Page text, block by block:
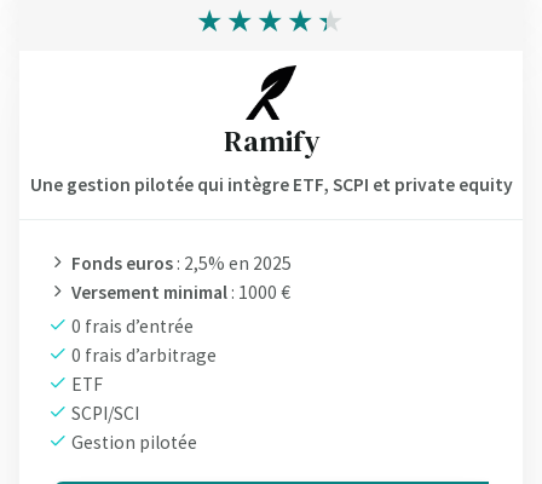
Ramify
Une gestion pilotée qui intègre ETF, SCPI et private equity
Fonds euros : 2,5% en 2025
Versement minimal : 1000 €
0 frais d’entrée
0 frais d’arbitrage
ETF
SCPI/SCI
Gestion pilotée